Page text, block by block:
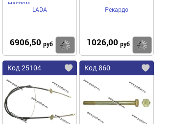
маслом
LADA
6906,50 руб Купить
Рекардо
1026,00 руб
Код 25104 Код 860